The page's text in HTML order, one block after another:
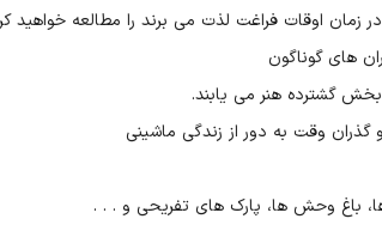
اوقات فراغت لذت می برند را مطالعه خواهید
های گوناگون
بخش گشترده هنر می یابند.
وقت به دور از زندگی ماشینی
باغ وحش ها، پارک های تفریحی و . . .